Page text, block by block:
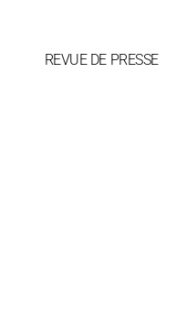
REVUE DE PRESSE